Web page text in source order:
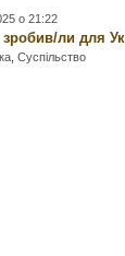
о 21:22
ли для
,Суспільство